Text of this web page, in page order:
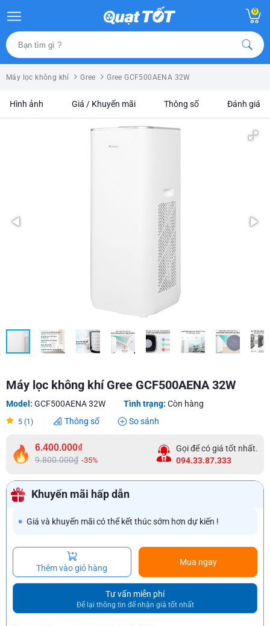
0
Máy lọc không khí Gree Gree GCF500AENA 32W
Hình ảnh Giá / Khuyến mãi Thông số Đánh giá
Máy lọc không khí Gree GCF500AENA 32W
Model: GCF500AENA 32W Tình trạng: Còn hàng
5 (1) Thông số So sánh
6.400.000₫
9.800.000₫ -35%
Gọi để có giá tốt nhất.
094.33.87.333
Khuyến mãi hấp dẫn
Giá và khuyến mãi có thể kết thúc sớm hơn dự kiến !
Thêm vào giỏ hàng
Mua ngay
Tư vấn miễn phí
Để lại thông tin để nhận giá tốt nhất